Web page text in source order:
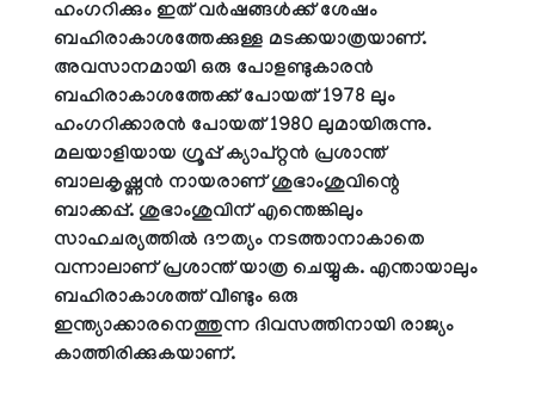
ഹംഗറിക്കും ഇത് വർഷങ്ങൾക്ക് ശേഷം
ബഹിരാകാശത്തേക്കുള്ള മടക്കയാത്രയാണ്.
അവസാനമായി ഒരു പോളണ്ടുകാരൻ
ബഹിരാകാശത്തേക്ക് പോയത് 1978 ലും
ഹംഗറിക്കാരൻ പോയത് 1980 ലുമായിരുന്നു.
മലയാളിയായ ഗ്രൂപ്പ് ക്യാപ്റ്റൻ പ്രശാന്ത്
ബാലകൃഷ്ണൻ നായരാണ് ശുഭാംശുവിന്റെ
ബാക്കപ്പ്. ശുഭാംശുവിന് എന്തെങ്കിലും
സാഹചര്യത്തിൽ ദൗത്യം നടത്താനാകാതെ
വന്നാലാണ് പ്രശാന്ത് യാത്ര ചെയ്യുക. എന്തായാലും
ബഹിരാകാശത്ത് വീണ്ടും ഒരു
ഇന്ത്യാക്കാരനെത്തുന്ന ദിവസത്തിനായി രാജ്യം
കാത്തിരിക്കുകയാണ്.